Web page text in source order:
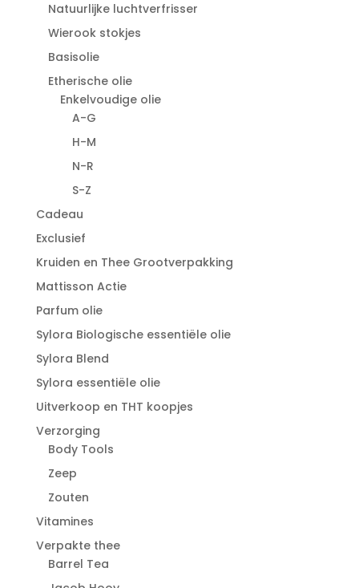
Natuurlijke luchtverfrisser
Wierook stokjes
Basisolie
Etherische olie
Enkelvoudige olie
A-G
H-M
N-R
S-Z
Cadeau
Exclusief
Kruiden en Thee Grootverpakking
Mattisson Actie
Parfum olie
Sylora Biologische essentiële olie
Sylora Blend
Sylora essentiële olie
Uitverkoop en THT koopjes
Verzorging
Body Tools
Zeep
Zouten
Vitamines
Verpakte thee
Barrel Tea